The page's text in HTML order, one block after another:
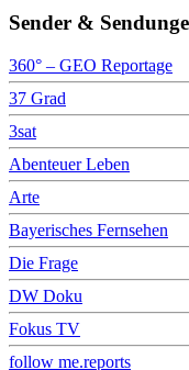
Sender &
360° – GEO Reportage
37 Grad
3sat
Abenteuer Leben
Arte
Bayerisches Fernsehen
Die Frage
DW Doku
Fokus TV
follow me.reports